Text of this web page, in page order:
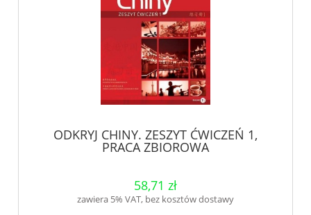
ODKRYJ CHINY. ZESZYT ĆWICZEŃ 1,
PRACA ZBIOROWA
58,71 zł
zawiera 5% VAT, bez kosztów dostawy